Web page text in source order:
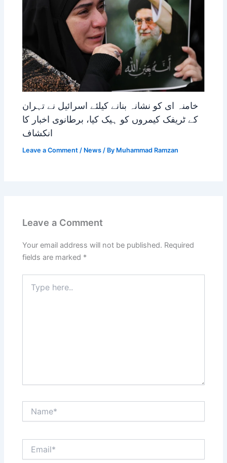
خامنہ ای کو نشانہ بنانے کیلئے اسرائیل نے تہران
کے ٹریفک کیمروں کو ہیک کیا، برطانوی اخبار کا
انکشاف
Leave a Comment / News / By Muhammad Ramzan
Leave a Comment
Your email address will not be published. Required
fields are marked *
here..